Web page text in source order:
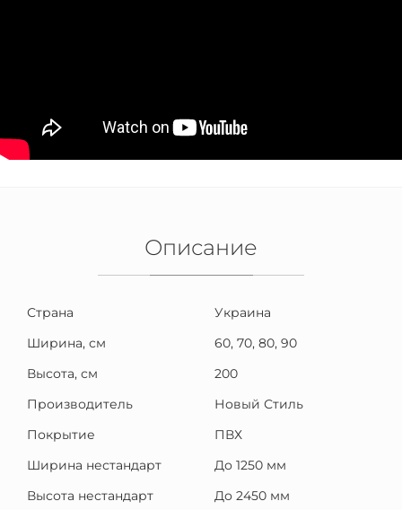
Описание
Страна
Украина
Ширина, см
60, 70, 80, 90
Высота, см
200
Производитель
Новый Стиль
Покрытие
ПВХ
Ширина нестандарт
До 1250 мм
Высота нестандарт
До 2450 мм